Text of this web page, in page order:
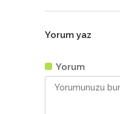
Yorum yaz
Yorum